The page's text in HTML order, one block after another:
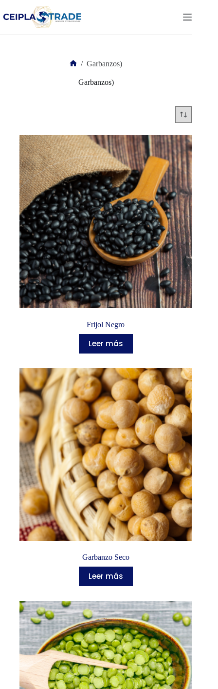
al
contenido
/ Garbanzos)
Garbanzos)
Frijol Negro
Leer más
Garbanzo Seco
Leer más